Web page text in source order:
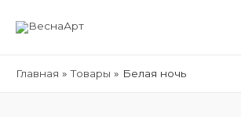
Главная Товары Белая ночь